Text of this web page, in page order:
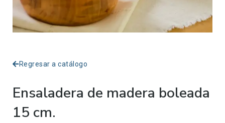
Regresar a catálogo
Ensaladera de madera boleada
15 cm.